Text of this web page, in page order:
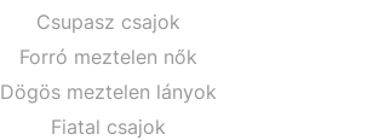
Csupasz csajok
Forró meztelen nők
Dögös meztelen lányok
Fiatal csajok